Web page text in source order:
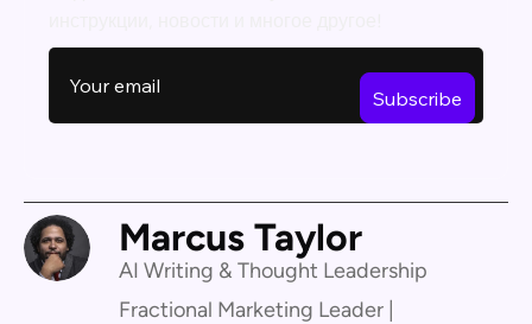
Marcus Taylor
AI Writing & Thought Leadership
Fractional Marketing Leader |